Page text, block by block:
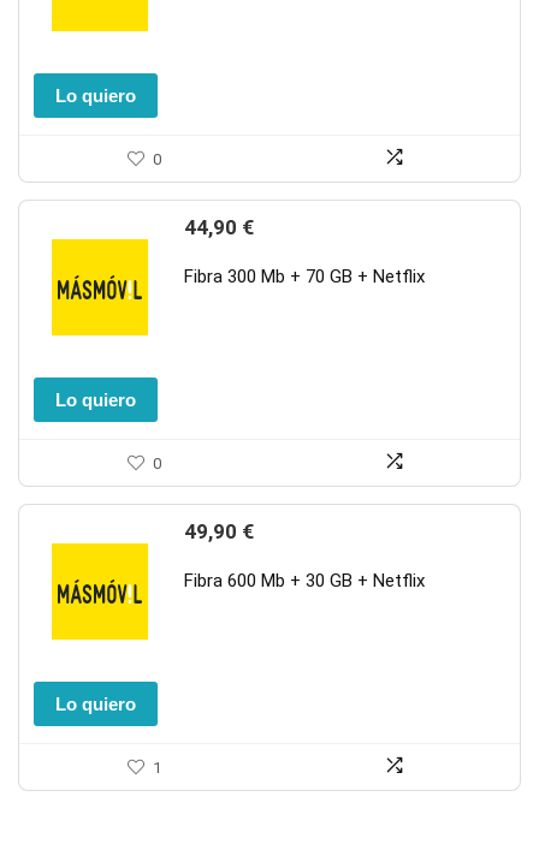
0
Lo quiero
44,90 €
Fibra 300 Mb + 70 GB + Netflix
0
Lo quiero
49,90 €
Fibra 600 Mb + 30 GB + Netflix
1
Lo quiero